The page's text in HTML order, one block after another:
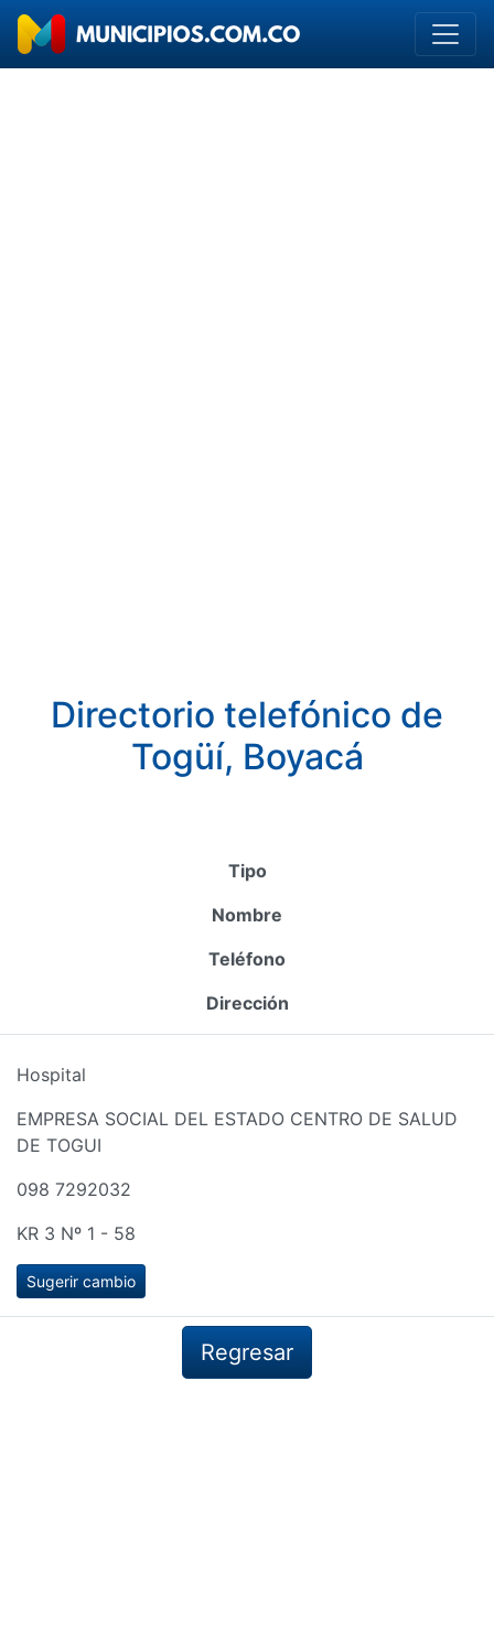
Directorio telefónico de
Togüí, Boyacá
Tipo
Nombre
Teléfono
Dirección
Hospital
EMPRESA SOCIAL DEL ESTADO CENTRO DE SALUD
DE TOGUI
098 7292032
KR 3 Nº 1 - 58
Sugerir cambio
Regresar